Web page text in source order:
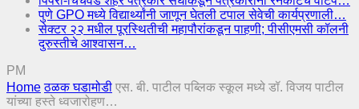
पुणे GPO मध्ये विद्यार्थ्यांनी जाणून घेतली टपाल सेवेची कार्यप्रणाली…
सेक्टर २२ मधील पूरस्थितीची महापौरांकडून पाहणी; पीसीएमसी कॉलनी
दुरुस्तीचे आश्वासन…
PM
Home ठळक घडामोडी एस. बी. पाटील पब्लिक स्कूल मध्ये डॉ. विजय पाटील
यांच्या हस्ते ध्वजारोहण…